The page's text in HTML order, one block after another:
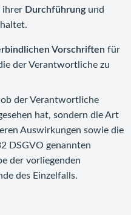
ihrer Durchführung und
Vorschriften für
der Verantwortliche zu
der Verantwortliche
hat, sondern die Art
Auswirkungen sowie die
DSGVO genannten
der vorliegenden
des Einzelfalls.